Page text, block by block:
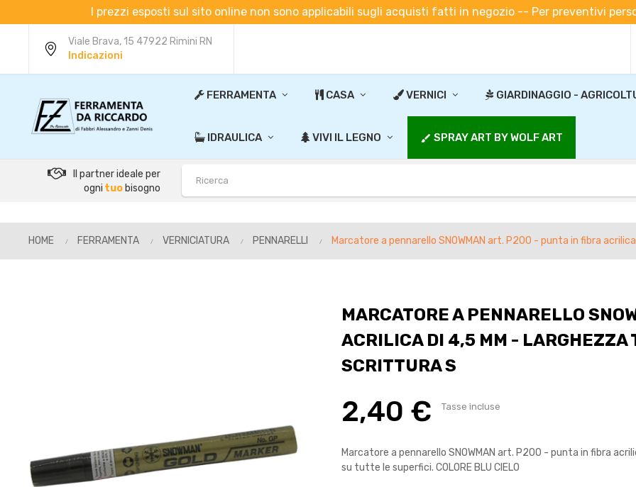
I prezzi esposti sul sito online non sono applicabili sugli acquisti fatti in negozio -- Per preventivi
Viale Brava, 15 47922 Rimini RN
Indicazioni
FERRAMENTA CASA VERNICI GIARDINAGGIO -
IDRAULICA VIVI IL LEGNO brush SPRAY ART BY WOLF ART
Il partner ideale per
ogni tuo bisogno
HOME FERRAMENTA VERNICIATURA PENNARELLI Marcatore a pennarello SNOWMAN art. P200 - punta in fibra
MARCATORE A PENNARELLO
ACRILICA DI 4,5 MM - LARGHEZZA
SCRITTURA S
2,40 € Tasse incluse
Marcatore a pennarello SNOWMAN art. P200 - punta in fibra
su tutte le superfici. COLORE BLU CIELO